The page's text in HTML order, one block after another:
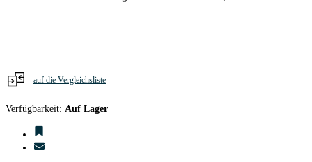
auf die Vergleichsliste
Verfügbarkeit: Auf Lager